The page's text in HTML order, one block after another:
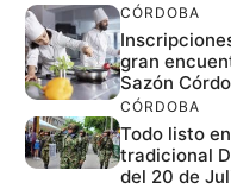
CÓRDOBA
gran
Sazón
CÓRDOBA
Todo listo
tradicional
del 20 de